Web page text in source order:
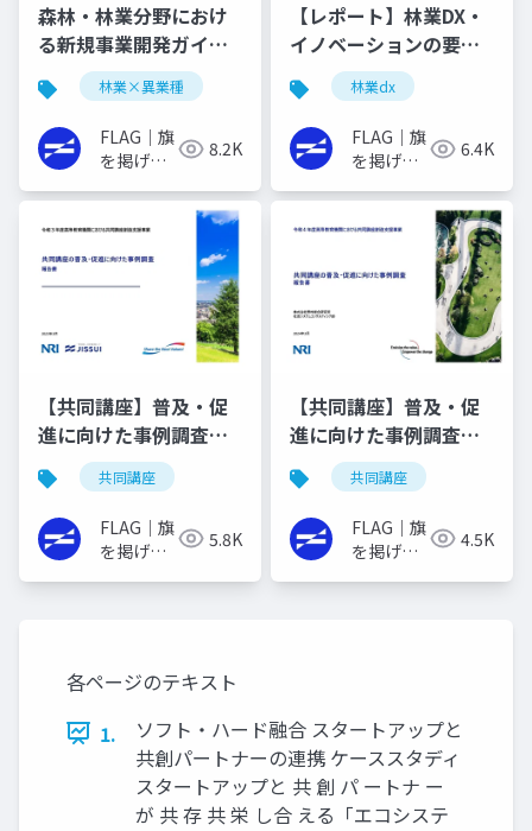
森林・林業分野におけ
る新規事業開発ガイド
ライン林業×異業種
FLAG｜旗
を掲げる
ターの実
践書
8.2K
【レポート】林業DX・
イノベーションの要と
なる『データ活用力』
と『新たな付加価値』
について
林業dx
FLAG｜旗
を掲げる
ターの実
践書
6.4K
【共同講座】普及・促
進に向けた事例調査報
告書（令和3年度）
共同講座
FLAG｜旗
を掲げる
5.8K
【共同講座】普及・促
進に向けた事例調査報
告書（令和4年度）
共同講座
FLAG｜旗
を掲げる
4.5K
各ページのテキスト
1.
ソフト・ハード融合 スタートアップと
共創パートナーの連携 ケーススタディ
スタートアップと 共 創 パ ートナ ー
が 共 存 共 栄 し合 える「エコシステ